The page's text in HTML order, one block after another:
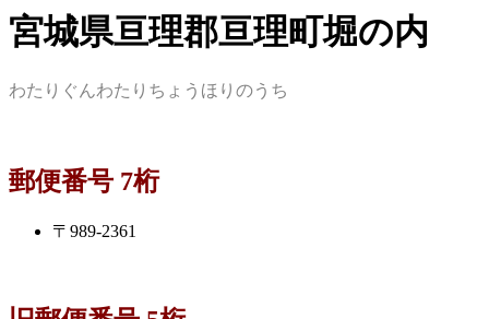
宮城県亘理郡亘理町堀の内
わたりぐんわたりちょうほりのうち
郵便番号 7桁
〒989-2361